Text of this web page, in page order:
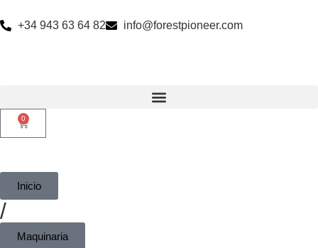
+34 943 63 64 82 info@forestpioneer.com
0
Inicio
/
Maquinaria